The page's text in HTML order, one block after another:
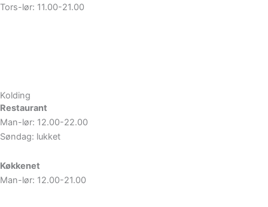
Tors-lør: 11.00-21.00
Kolding
Restaurant
Man-lør: 12.00-22.00
Søndag: lukket
Køkkenet
Man-lør: 12.00-21.00